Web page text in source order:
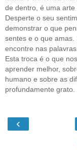
de dentro, é uma arte
Desperte o seu
demonstrar o que
sentes e o que amas.
encontre nas
Esta troca é o que
aprender melhor,
humano e sobre as
profundamente grato.
‹